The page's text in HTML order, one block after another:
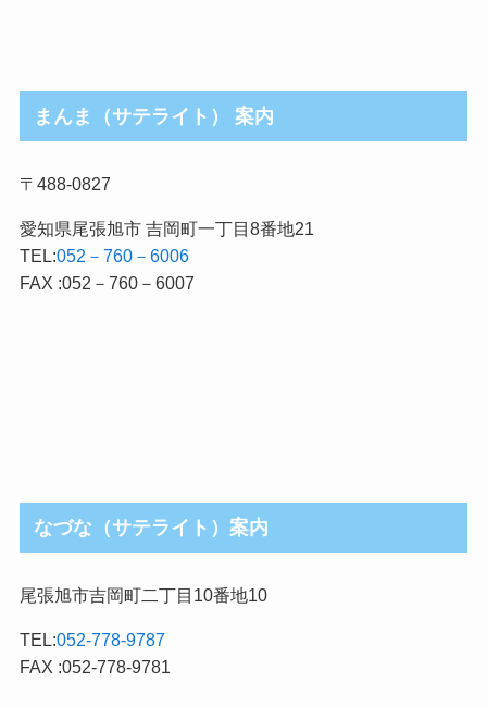
まんま（サテライト） 案内
〒488-0827
愛知県尾張旭市 吉岡町一丁目8番地21
TEL:052－760－6006
FAX :052－760－6007
なづな（サテライト）案内
尾張旭市吉岡町二丁目10番地10
TEL:052-778-9787
FAX :052-778-9781